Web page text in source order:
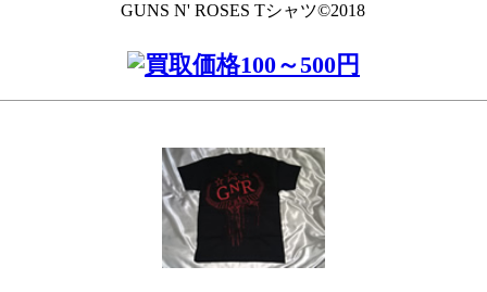
GUNS N' ROSES Tシャツ©2018